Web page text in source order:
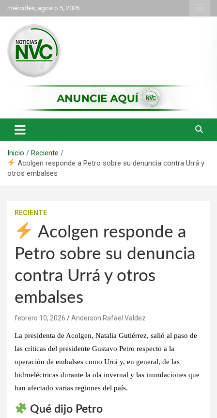
Saltar
al
contenido
miércoles, agosto 5, 2026
NVC Noticias
Inicio
Reciente
Acolgen responde a Petro sobre su denuncia contra Urrá y
otros embalses
RECIENTE
Acolgen responde a
Petro sobre su denuncia
contra Urrá y otros
embalses
febrero 10, 2026 Anderson Rafael Valdez
La presidenta de Acolgen, Natalia Gutiérrez, salió al paso de
las críticas del presidente Gustavo Petro respecto a la
operación de embalses como Urrá y, en general, de las
hidroeléctricas durante la ola invernal y las inundaciones que
han afectado varias regiones del país.
Qué dijo Petro